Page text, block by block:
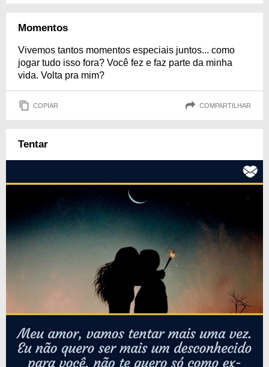
Momentos
Vivemos tantos momentos especiais juntos... como
jogar tudo isso fora? Você fez e faz parte da minha
vida. Volta pra mim?
COPIAR COMPARTILHAR
Tentar